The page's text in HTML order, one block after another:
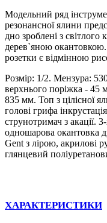
Модельний ряд
резонансної ялини
дно зроблені з світлого
дерев`яною
розетки є відмінною
Розмір: 1/2. Мензура:
верхнього поріжка - 45
835 мм. Топ з цілісної
голові грифа
струнотримач з акації.
одношарова окантовка
Gent з лірою, акрилові
глянцевий
ХАРАКТЕРИСТИКИ